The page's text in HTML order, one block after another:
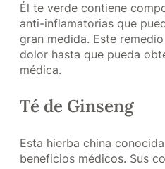
Él te verde contiene
anti-inflamatorias que
gran medida. Este
dolor hasta que pueda
médica.
Té de Ginseng
Esta hierba china
beneficios médicos. Sus